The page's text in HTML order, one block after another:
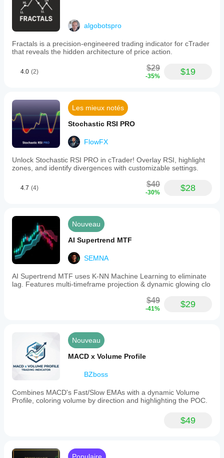
algobotspro
Fractals is a precision-engineered trading indicator for cTrader
that reveals the hidden architecture of price action.
4.0 (2) $29
-35% $19
Les mieux notés
Stochastic RSI PRO
FlowFX
Unlock Stochastic RSI PRO in cTrader! Overlay RSI, highlight
zones, and identify divergences with customizable settings.
4.7 (4) $40
-30% $28
Nouveau
AI Supertrend MTF
SEMNA
AI Supertrend MTF uses K-NN Machine Learning to eliminate
lag. Features multi-timeframe projection & dynamic glowing clo
$49
-41% $29
Nouveau
MACD x Volume Profile
BZboss
Combines MACD's Fast/Slow EMAs with a dynamic Volume
Profile, coloring volume by direction and highlighting the POC.
$49